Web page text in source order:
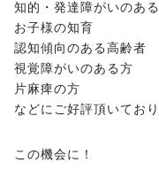
知的・発達障がいのあ
お子様の知育
認知傾向のある高齢者
視覚障がいのある方
片麻痺の方
などにご好評頂いており
この機会に！